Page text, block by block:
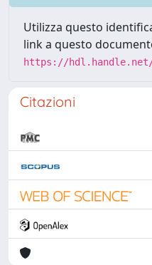
Utilizza questo
link a questo
https://hdl.handle.net/
Citazioni